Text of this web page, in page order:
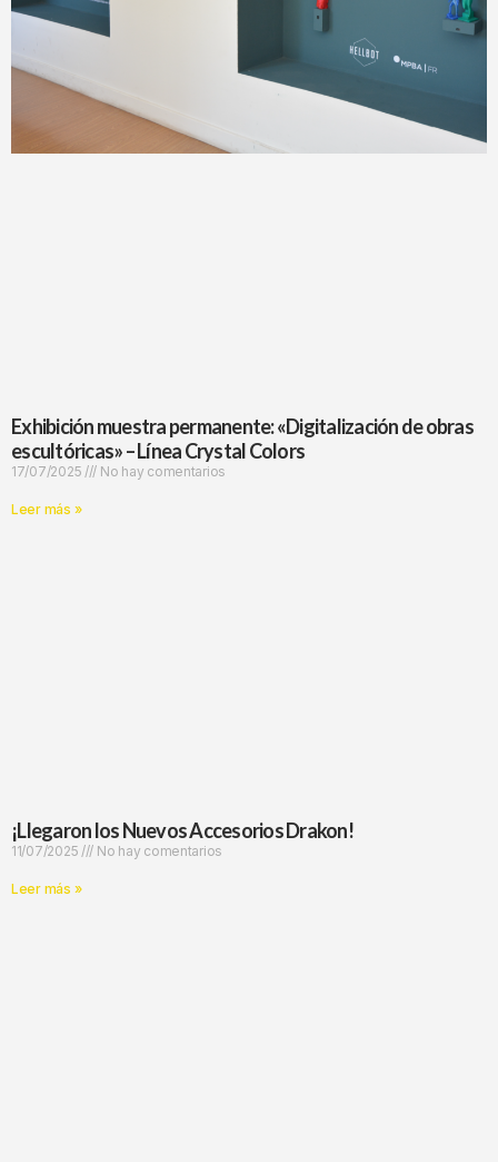
Exhibición muestra permanente: «Digitalización de obras
escultóricas» – Línea Crystal Colors
17/07/2025 No hay comentarios
Leer más »
¡Llegaron los Nuevos Accesorios Drakon!
11/07/2025 No hay comentarios
Leer más »